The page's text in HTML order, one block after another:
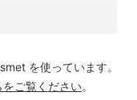
を使っています。
ご覧ください。